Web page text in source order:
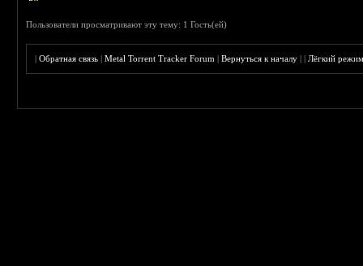
Пользователи просматривают эту тему: 1 Гость(ей)
|Обратная связь |Metal Torrent Tracker Forum |Вернуться к началу ||Лёгкий